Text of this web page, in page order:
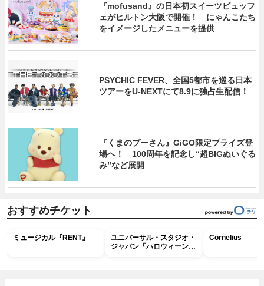
『mofusand』の日本初スイーツビュッフ
ェがヒルトン大阪で開催！ にゃんこたち
をイメージしたメニューを提供
PSYCHIC FEVER、全国5都市を巡る日本
ツアーをU‐NEXTにて8.9に独占生配信！
『くまのプーさん』GiGO限定プライズ登
場へ！ 100周年を記念し“超BIGぬいぐる
み”など展開
おすすめチケット
ミュージカル『RENT』
ユニバーサル・スタジオ・
ジャパン「ハロウィーン・
Cornelius